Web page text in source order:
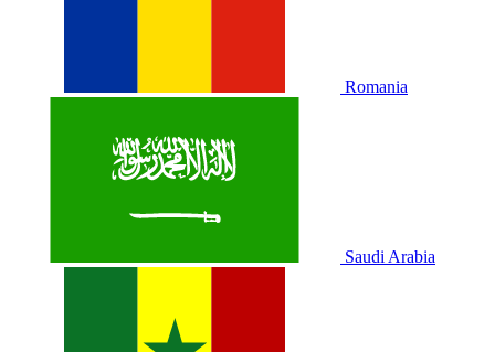
Romania
Saudi Arabia